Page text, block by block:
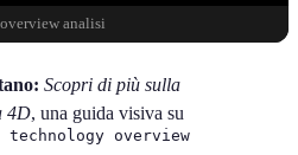
analisi
Scopri di più sulla
4D, una guida visiva su
overview